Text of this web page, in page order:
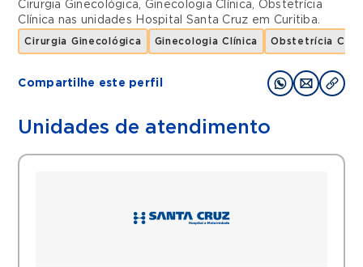
Cirurgia Ginecológica, Ginecologia Clínica, Obstetrícia
Clínica nas unidades Hospital Santa Cruz em Curitiba.
Cirurgia Ginecológica Ginecologia Clínica Obstetrícia
Compartilhe este perfil
Unidades de atendimento